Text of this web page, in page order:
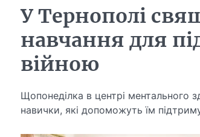
У Тернополі
навчання для
війною
Щопонеділка в центрі ментального
навички, які допоможуть їм